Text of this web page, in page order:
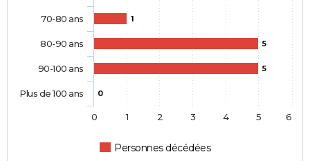
1
5
5
0
Personnes décédées
70-80 ans
80-90 ans
90-100 ans
Plus de 100 ans
0 1 2 3 4 5 6